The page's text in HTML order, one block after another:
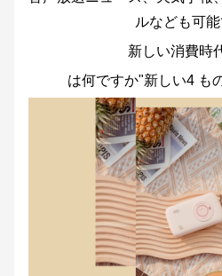
ルなども可能
新しい消費時
は何ですか"新しい4 も